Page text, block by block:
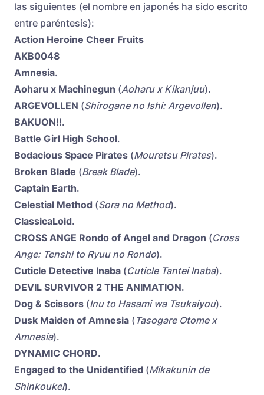
las siguientes (el nombre en japonés ha sido escrito
entre paréntesis):
Action Heroine Cheer Fruits
AKB0048
Amnesia.
Aoharu x Machinegun (Aoharu x Kikanjuu).
ARGEVOLLEN (Shirogane no Ishi: Argevollen).
BAKUON!!.
Battle Girl High School.
Bodacious Space Pirates (Mouretsu Pirates).
Broken Blade (Break Blade).
Captain Earth.
Celestial Method (Sora no Method).
ClassicaLoid.
CROSS ANGE Rondo of Angel and Dragon (Cross
Ange: Tenshi to Ryuu no Rondo).
Cuticle Detective Inaba (Cuticle Tantei Inaba).
DEVIL SURVIVOR 2 THE ANIMATION.
Dog & Scissors (Inu to Hasami wa Tsukaiyou).
Dusk Maiden of Amnesia ( Tasogare Otome x
Amnesia).
DYNAMIC CHORD.
Engaged to the Unidentified (Mikakunin de
Shinkoukei).